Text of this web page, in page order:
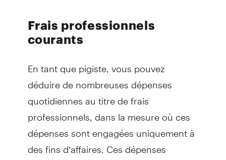
Frais professionnels
courants
En tant que pigiste, vous pouvez
déduire de nombreuses dépenses
quotidiennes au titre de frais
professionnels, dans la mesure où ces
dépenses sont engagées uniquement à
des fins d’affaires. Ces dépenses